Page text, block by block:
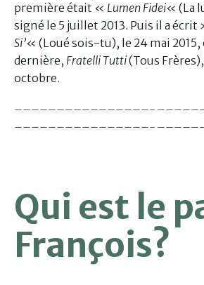
première était « Lumen Fidei« (La
signé le 5 juillet 2013. Puis il a écrit
Si’« (Loué sois-tu), le 24 mai 2015,
dernière, Fratelli Tutti(Tous
octobre.
————————————————–
————————————————–
Qui est le
François?